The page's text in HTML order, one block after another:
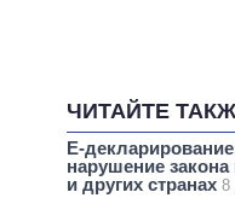
ЧИТАЙТЕ
Е-
нарушение
и других странах 8